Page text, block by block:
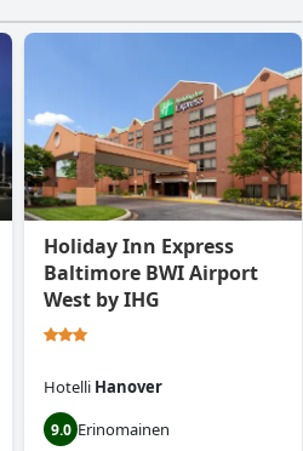
Holiday Inn Express
Baltimore BWI Airport
West by IHG
Hotelli Hanover
9.0 Erinomainen